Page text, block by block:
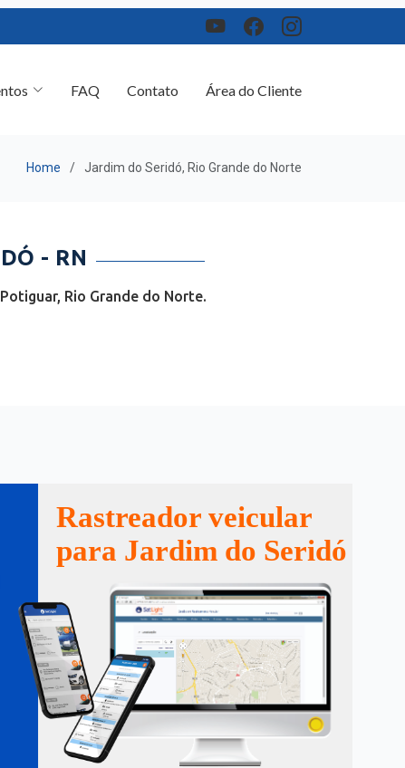
Área do Cliente
Home Jardim do Seridó, Rio Grande do Norte
- RN
Rio Grande do Norte.
Rastreador veicular
para Jardim do Seridó